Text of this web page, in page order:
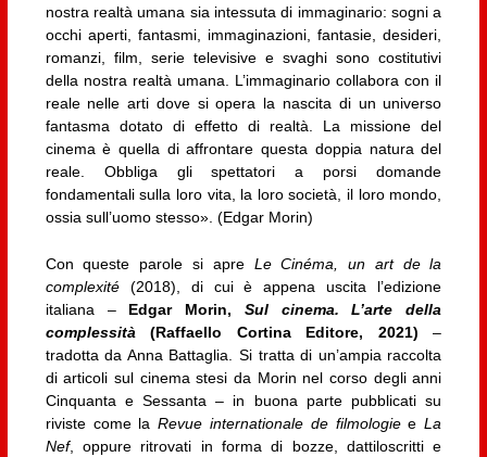
nostra realtà umana sia intessuta di immaginario: sogni a
occhi aperti, fantasmi, immaginazioni, fantasie, desideri,
romanzi, film, serie televisive e svaghi sono costitutivi
della nostra realtà umana. L’immaginario collabora con il
reale nelle arti dove si opera la nascita di un universo
fantasma dotato di effetto di realtà. La missione del
cinema è quella di affrontare questa doppia natura del
reale. Obbliga gli spettatori a porsi domande
fondamentali sulla loro vita, la loro società, il loro mondo,
ossia sull’uomo stesso». (Edgar Morin)
Con queste parole si apre Le Cinéma, un art de la
complexité(2018), di cui è appena uscita l’edizione
italiana – Edgar Morin, Sul cinema. L’arte della
complessità (Raffaello Cortina Editore, 2021) –
tradotta da Anna Battaglia. Si tratta di un’ampia raccolta
di articoli sul cinema stesi da Morin nel corso degli anni
Cinquanta e Sessanta – in buona parte pubblicati su
riviste come laRevue internationale de filmologieeLa
Nef, oppure ritrovati in forma di bozze, dattiloscritti e